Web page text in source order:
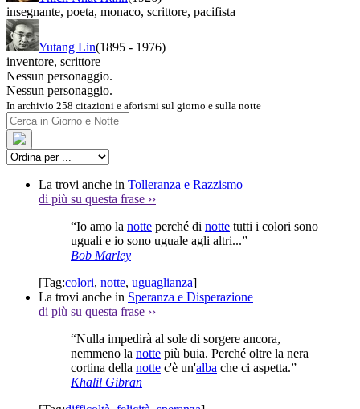
insegnante, poeta, monaco, scrittore, pacifista
Yutang Lin(1895 - 1976)
inventore, scrittore
Nessun personaggio.
Nessun personaggio.
In archivio 258 citazioni e aforismi sul giorno e sulla notte
La trovi anche in Tolleranza e Razzismo
di più su questa frase ››
“Io amo la notte perché di notte tutti i colori sono
uguali e io sono uguale agli altri...”
Bob Marley
[Tag:colori, notte, uguaglianza]
La trovi anche in Speranza e Disperazione
di più su questa frase ››
“Nulla impedirà al sole di sorgere ancora,
nemmeno la notte più buia. Perché oltre la nera
cortina della notte c'è un'alba che ci aspetta.”
Khalil Gibran